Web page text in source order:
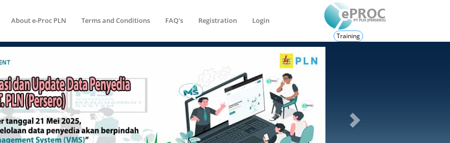
Training
About e-Proc PLN Terms and Conditions FAQ's Registration Login